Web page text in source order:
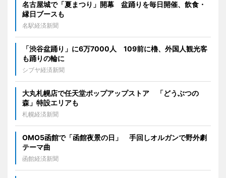
名古屋城で「夏まつり」開幕 盆踊りを毎日開催、飲食・
縁日ブースも
名駅経済新聞
「渋谷盆踊り」に6万7000人 109前に櫓、外国人観光客
も踊りの輪に
シブヤ経済新聞
大丸札幌店で任天堂ポップアップストア 「どうぶつの
森」特設エリアも
札幌経済新聞
OMO5函館で「函館夜景の日」 手回しオルガンで野外劇
テーマ曲
函館経済新聞